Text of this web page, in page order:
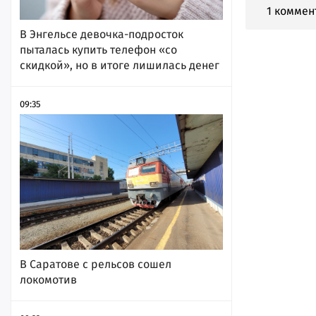
В Энгельсе девочка-подросток
пыталась купить телефон «со
скидкой», но в итоге лишилась денег
09:35
В Саратове с рельсов сошел
локомотив
1